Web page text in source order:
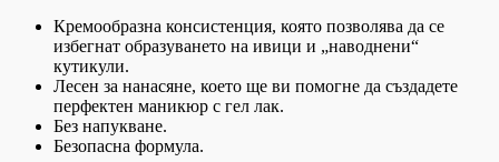
Кремообразна консистенция, която позволява да се
избегнат образуването на ивици и „наводнени“
кутикули.
Лесен за нанасяне, което ще ви помогне да създадете
перфектен маникюр с гел лак.
Без напукване.
Безопасна формула.